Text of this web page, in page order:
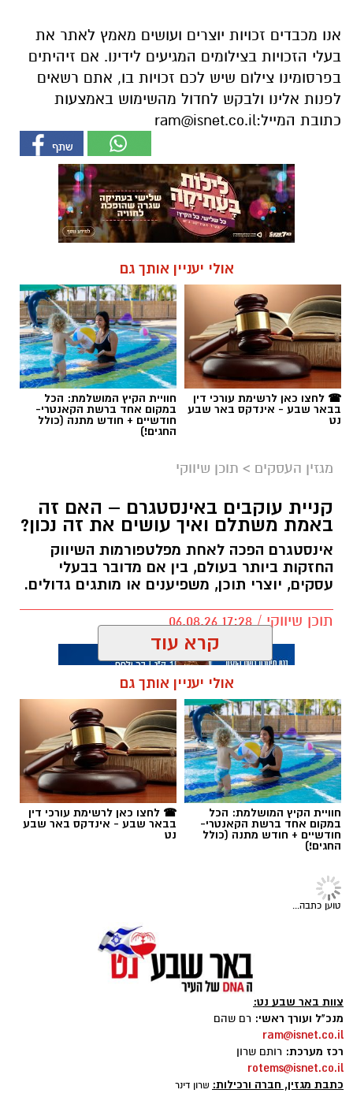
אנו מכבדים זכויות יוצרים ועושים מאמץ לאתר את
בעלי הזכויות בצילומים המגיעים לידינו. אם זיהיתים
בפרסומינו צילום שיש לכם זכויות בו, אתם רשאים
לפנות אלינו ולבקש לחדול מהשימוש באמצעות
כתובת המייל:ram@isnet.co.il
אולי יעניין אותך גם
☎ לחצו כאן לרשימת עורכי דין
בבאר שבע - אינדקס באר שבע
נט
חוויית הקיץ המושלמת: הכל
במקום אחד ברשת הקאנטרי-
חודשיים + חודש מתנה (כולל
החגים!)
מגזין העסקים > תוכן שיווקי
קניית עוקבים באינסטגרם – האם זה
באמת משתלם ואיך עושים את זה נכון?
אינסטגרם הפכה לאחת מפלטפורמות השיווק
החזקות ביותר בעולם, בין אם מדובר בבעלי
עסקים, יוצרי תוכן, משפיענים או מותגים גדולים.
תוכן שיווקי / 17:28 06.08.26
תגים:קניית עוקבים באינסטגרם
magnific
אחד הדברים הראשונים שכל גולש בודק כשהוא
נכנס לפרופיל הוא מספר העוקבים. לכן, לא מעט
קרא עוד
אולי יעניין אותך גם
חוויית הקיץ המושלמת: הכל
במקום אחד ברשת הקאנטרי-
החגים!)
צוות באר שבע נט:
מנכ"ל ועורך ראשי:רם שהם
ram@isnet.co.il
רכז מערכת: רותם שרון